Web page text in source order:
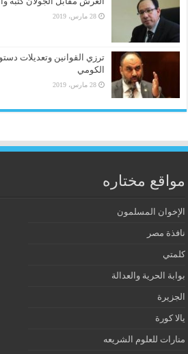
28 مارس، 2019
ترزي القوانين وتعديلات
الكومي
28 مارس، 2019
مواقع مختاره
الإخوان المسلمون
نافذة مصر
كلمتي
بوابة الحرية والعدالة
الجزيرة
يالا كورة
منارات للعلوم الشريعه